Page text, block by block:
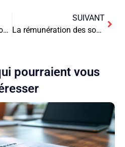
La SAS holding : Un atout stratégique pour votre empire entrepreneurial
SUIVANT
La rémunération des soudeurs : décryptage d’un métier en tension
pourraient vous